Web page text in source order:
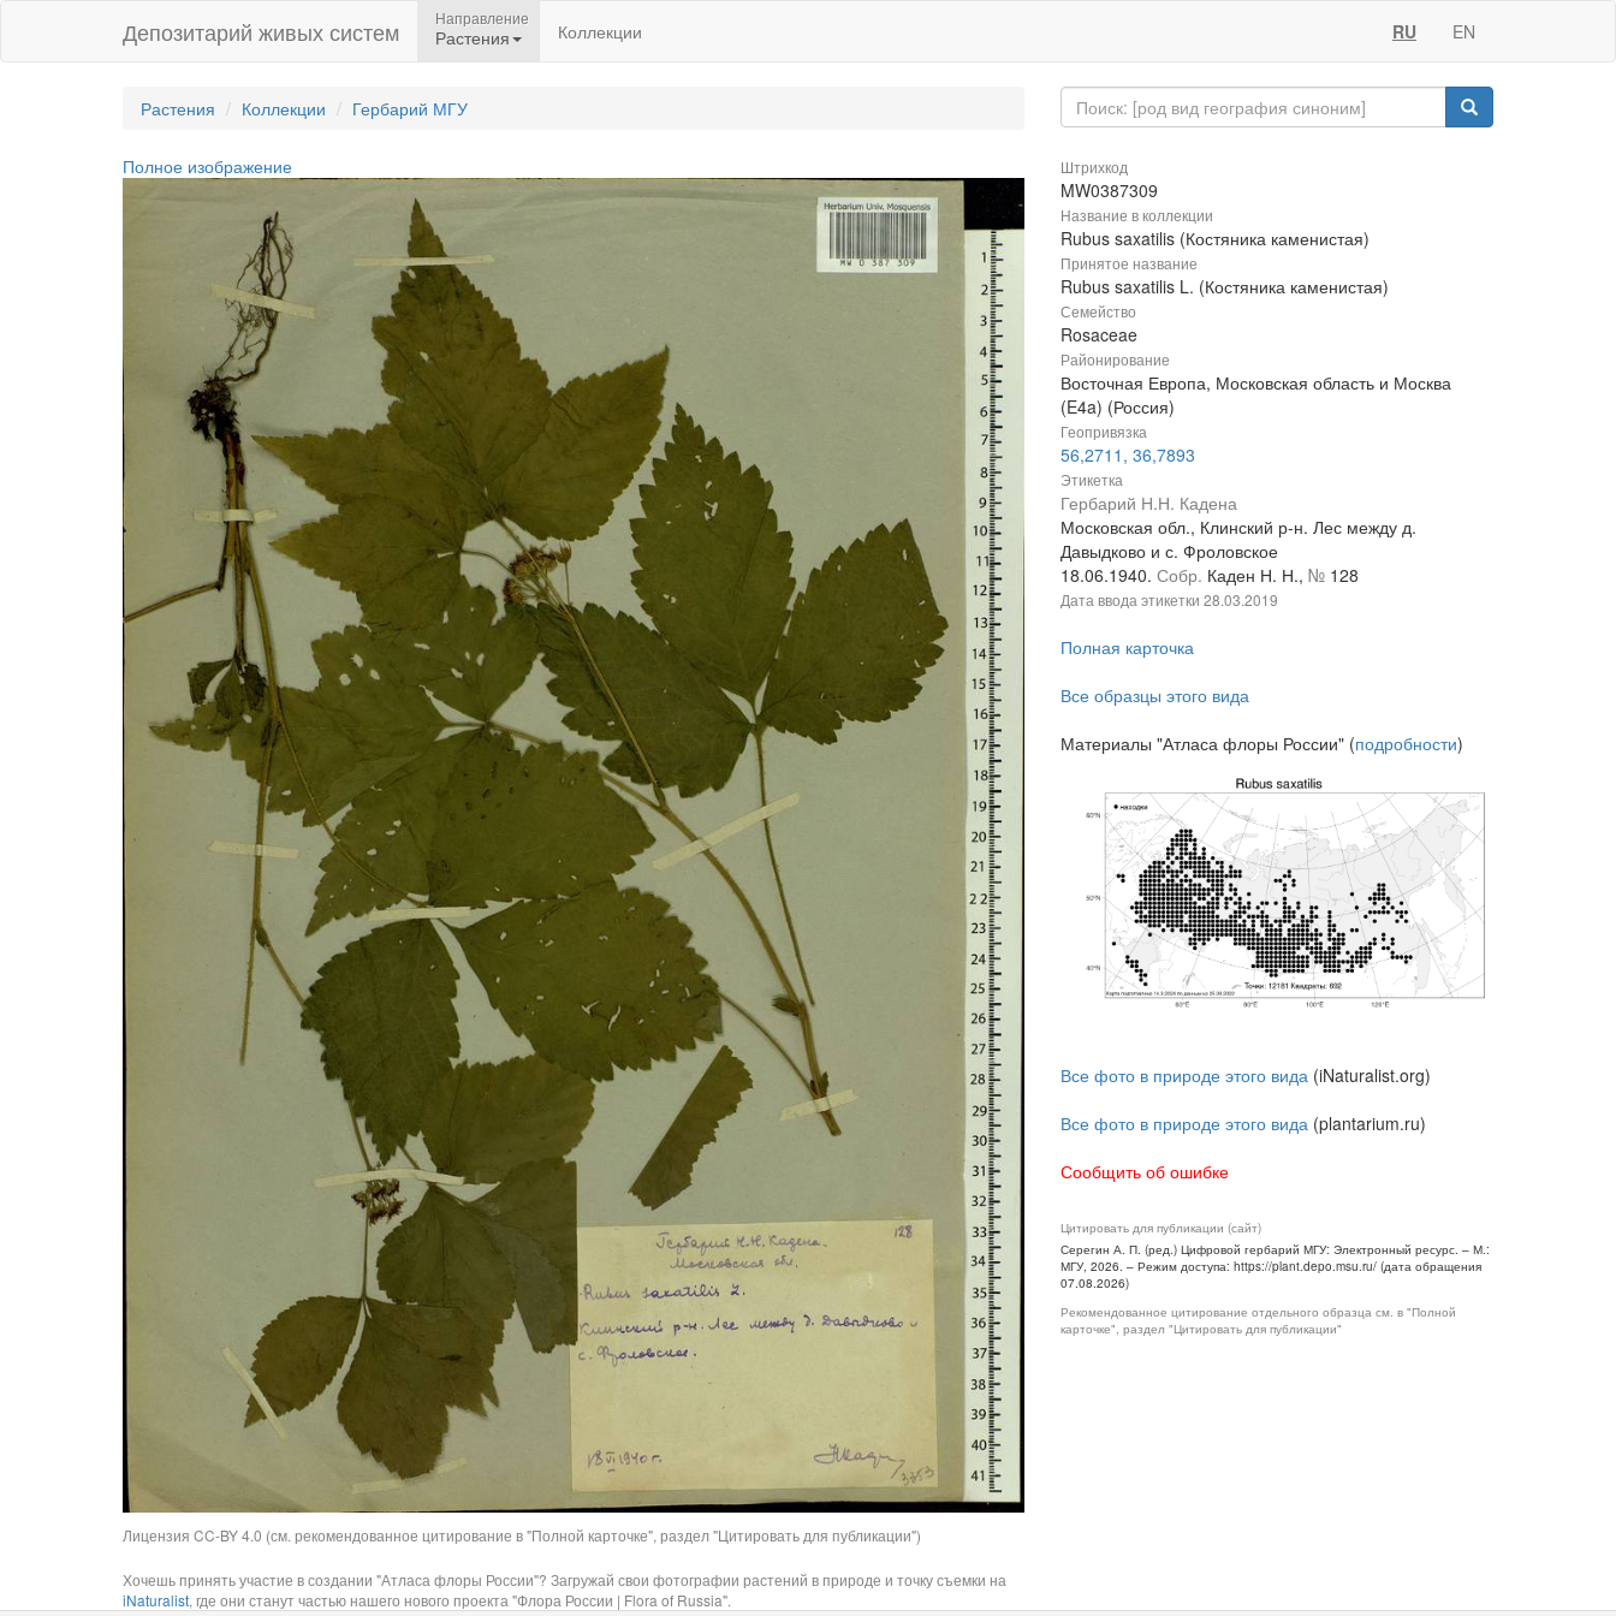
Депозитарий живых систем Направление
Растения Коллекции RU EN
Растения Коллекции Гербарий МГУ
Полное изображение
Лицензия CC-BY 4.0 (см. рекомендованное цитирование в "Полной карточке", раздел "Цитировать для публикации")
Хочешь принять участие в создании "Атласа флоры России"? Загружай свои фотографии растений в природе и точку съемки на
iNaturalist, где они станут частью нашего нового проекта "Флора России | Flora of Russia".
Штрихкод
MW0387309
Название в коллекции
Rubus saxatilis (Костяника каменистая)
Принятое название
Rubus saxatilis L. (Костяника каменистая)
Семейство
Rosaceae
Районирование
Восточная Европа, Московская область и Москва
(E4a) (Россия)
Геопривязка
56,2711, 36,7893
Этикетка
Гербарий Н.Н. Кадена
Московская обл., Клинский р-н. Лес между д.
Давыдково и с. Фроловское
18.06.1940. Собр. Каден Н. Н., № 128
Дата ввода этикетки 28.03.2019
Полная карточка
Все образцы этого вида
Материалы "Атласа флоры России" (подробности)
Все фото в природе этого вида (iNaturalist.org)
Все фото в природе этого вида (plantarium.ru)
Сообщить об ошибке
Цитировать для публикации (сайт)
Серегин А. П. (ред.) Цифровой гербарий МГУ: Электронный ресурс. – М.:
МГУ, 2026. – Режим доступа: https://plant.depo.msu.ru/ (дата обращения
07.08.2026)
Рекомендованное цитирование отдельного образца см. в "Полной
карточке", раздел "Цитировать для публикации"